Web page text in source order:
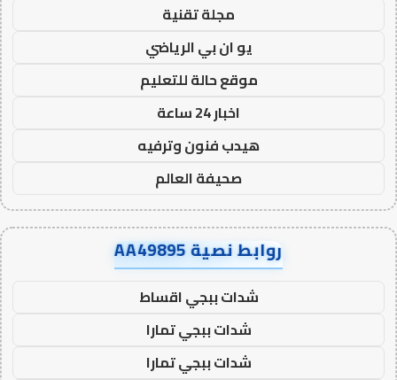
مجلة تقنية
يو ان بي الرياضي
موقع حالة للتعليم
اخبار 24 ساعة
هيدب فنون وترفيه
صحيفة العالم
روابط نصية AA49895
شدات ببجي اقساط
شدات ببجي تمارا
شدات ببجي تمارا